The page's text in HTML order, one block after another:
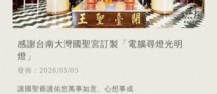
感謝台南大灣國聖宮訂製「電腦尋燈光明
燈」
發佈：2026/03/05
讓國聖爺護佑您萬事如意、心想事成